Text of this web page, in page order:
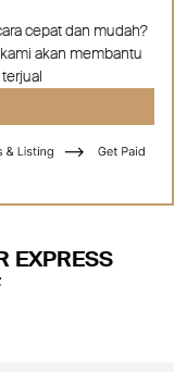
cepat dan mudah?
akan membantu
EXPRESS